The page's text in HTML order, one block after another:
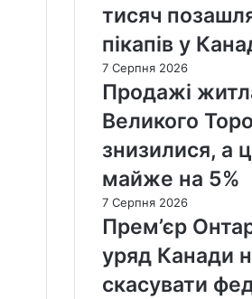
тисяч
пікапів у
7 Серпня 2026
Продажі
Великого
знизилися, а
майже на 5%
7 Серпня 2026
Прем’єр
уряд Канади
скасувати